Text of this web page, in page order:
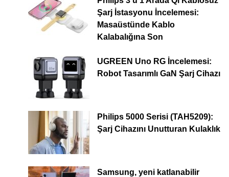
Şarj İstasyonu İncelemesi:
Masaüstünde Kablo
Kalabalığına Son
UGREEN Uno RG İncelemesi:
Robot Tasarımlı GaN Şarj Cihazı
Philips 5000 Serisi (TAH5209):
Şarj Cihazını Unutturan Kulaklık
Samsung, yeni katlanabilir